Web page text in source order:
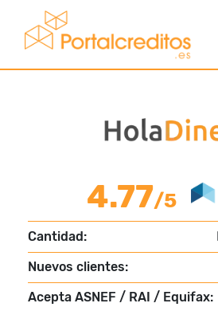
4.77/5
Cantidad:
Nuevos clientes:
Acepta ASNEF / RAI / Equifax: